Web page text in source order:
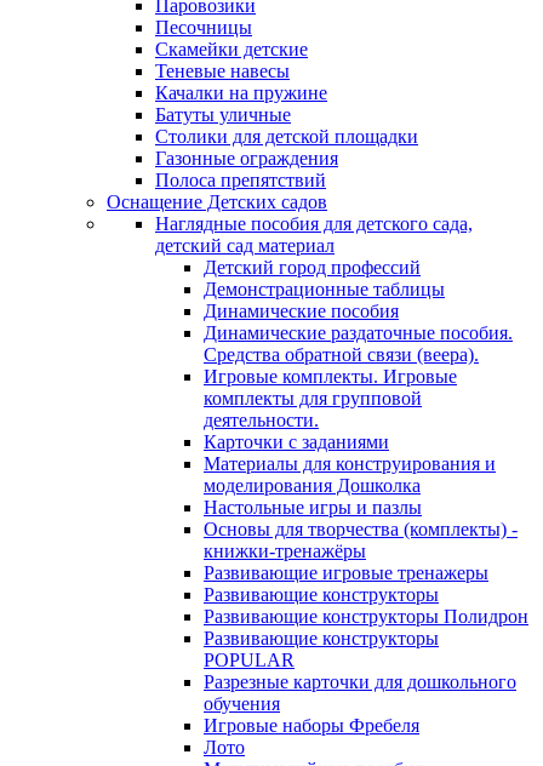
Паровозики
Песочницы
Скамейки детские
Теневые навесы
Качалки на пружине
Батуты уличные
Столики для детской площадки
Газонные ограждения
Полоса препятствий
Оснащение Детских садов
Наглядные пособия для детского сада,
детский сад материал
Детский город профессий
Демонстрационные таблицы
Динамические пособия
Динамические раздаточные пособия.
Средства обратной связи (веера).
Игровые комплекты. Игровые
комплекты для групповой
деятельности.
Карточки с заданиями
Материалы для конструирования и
моделирования Дошколка
Настольные игры и пазлы
Основы для творчества (комплекты) -
книжки-тренажёры
Развивающие игровые тренажеры
Развивающие конструкторы
Развивающие конструкторы Полидрон
Развивающие конструкторы
POPULAR
Разрезные карточки для дошкольного
обучения
Игровые наборы Фребеля
Лото